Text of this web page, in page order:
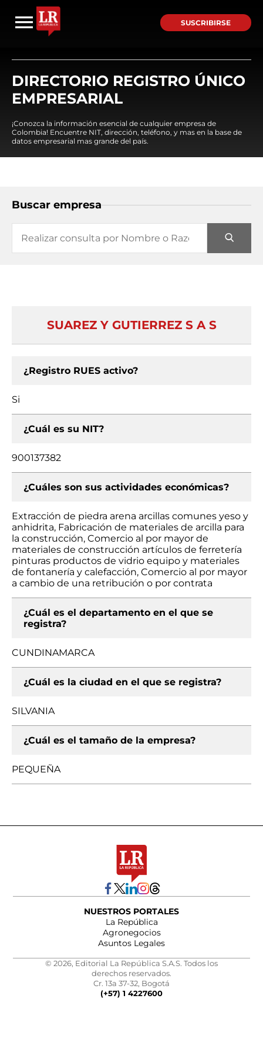
SUSCRIBIRSE
DIRECTORIO REGISTRO ÚNICO
EMPRESARIAL
¡Conozca la información esencial de cualquier empresa de
Colombia! Encuentre NIT, dirección, teléfono, y mas en la base de
datos empresarial mas grande del país.
Buscar empresa
SUAREZ Y GUTIERREZ S A S
¿Registro RUES activo?
Si
¿Cuál es su NIT?
900137382
¿Cuáles son sus actividades económicas?
Extracción de piedra arena arcillas comunes yeso y
anhidrita, Fabricación de materiales de arcilla para
la construcción, Comercio al por mayor de
materiales de construcción artículos de ferretería
pinturas productos de vidrio equipo y materiales
de fontanería y calefacción, Comercio al por mayor
a cambio de una retribución o por contrata
¿Cuál es el departamento en el que se
registra?
CUNDINAMARCA
¿Cuál es la ciudad en el que se registra?
SILVANIA
¿Cuál es el tamaño de la empresa?
PEQUEÑA
NUESTROS PORTALES
La República
Agronegocios
Asuntos Legales
© 2026, Editorial La República S.A.S. Todos los
derechos reservados.
Cr. 13a 37-32, Bogotá
(+57) 1 4227600